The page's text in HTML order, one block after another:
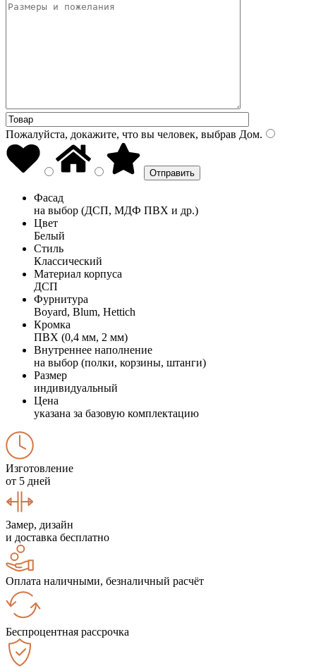
Пожалуйста, докажите, что вы человек, выбрав Дом.
Фасад
на выбор (ДСП, МДФ ПВХ и др.)
Цвет
Белый
Стиль
Классический
Материал корпуса
ДСП
Фурнитура
Boyard, Blum, Hettich
Кромка
ПВХ (0,4 мм, 2 мм)
Внутреннее наполнение
на выбор (полки, корзины, штанги)
Размер
индивидуальный
Цена
указана за базовую комплектацию
Изготовление
от 5 дней
Замер, дизайн
и доставка бесплатно
Оплата наличными, безналичный расчёт
Беспроцентная рассрочка